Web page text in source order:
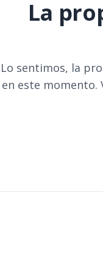
La
Lo sentimos, la
en este momento.